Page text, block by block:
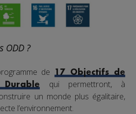
ODD ?
de17 Objectifs de
Durable
qui permettront, à
un monde plus égalitaire,
l’environnement.